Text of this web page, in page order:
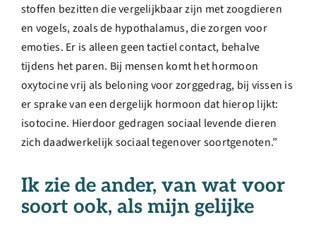
stoffen bezitten die vergelijkbaar zijn met zoogdieren
en vogels, zoals de hypothalamus, die zorgen voor
emoties. Er is alleen geen tactiel contact, behalve
tijdens het paren. Bij mensen komt het hormoon
oxytocine vrij als beloning voor zorggedrag, bij vissen is
er sprake van een dergelijk hormoon dat hierop lijkt:
isotocine. Hierdoor gedragen sociaal levende dieren
zich daadwerkelijk sociaal tegenover soortgenoten.”
Ik zie de ander, van wat voor
soort ook, als mijn gelijke